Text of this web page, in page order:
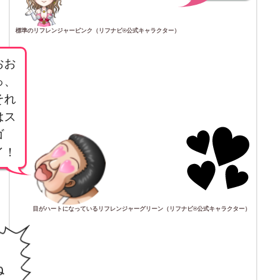
標準のリフレンジャーピンク（リフナビ®公式キャラクター）
お
れ
ス
目がハートになっているリフレンジャーグリーン（リフナビ®公式キャラクター）